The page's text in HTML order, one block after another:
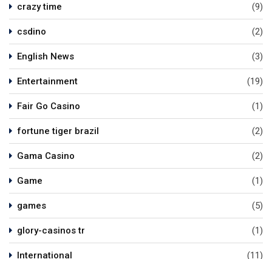
crazy time (9)
csdino (2)
English News (3)
Entertainment (19)
Fair Go Casino (1)
fortune tiger brazil (2)
Gama Casino (2)
Game (1)
games (5)
glory-casinos tr (1)
International (11)